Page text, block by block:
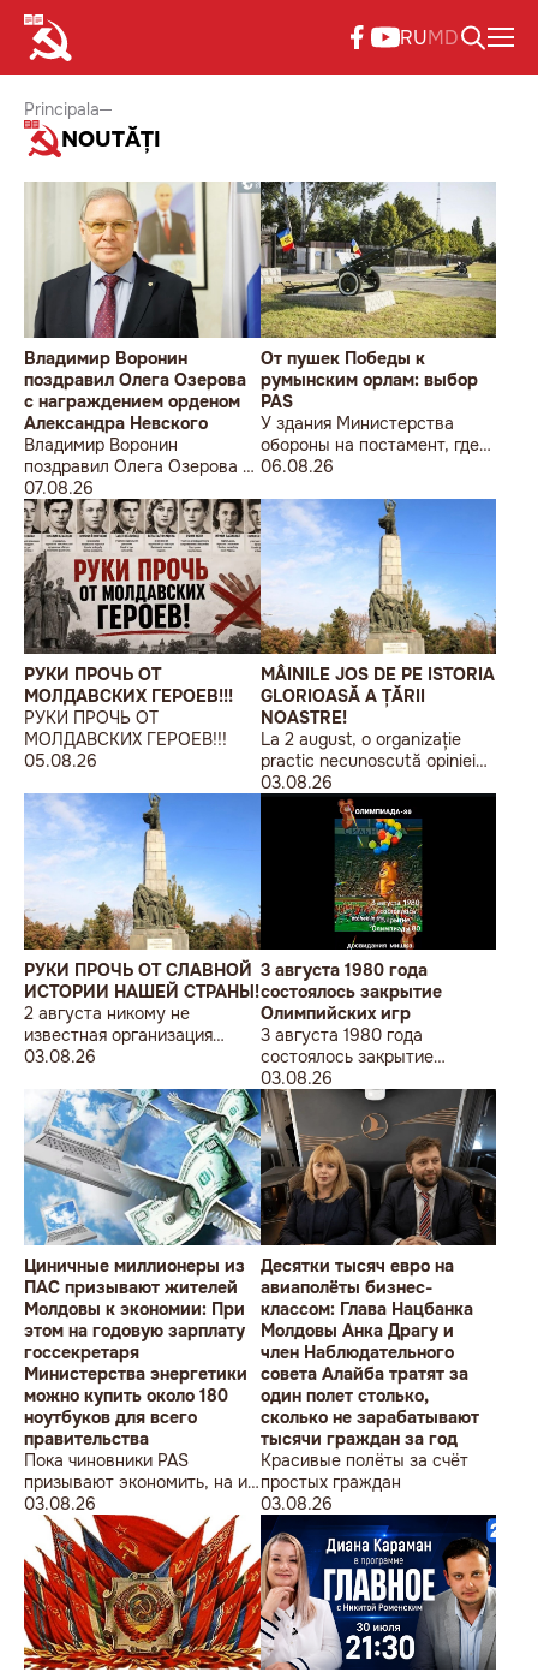
RUMD
Principala
NOUTĂȚI
Владимир Воронин
поздравил Олега Озерова
с награждением орденом
Александра Невского
Владимир Воронин
поздравил Олега Озерова с
награждением орденом
Александра Невского
07.08.26
От пушек Победы к
румынским орлам: выбор
PAS
У здания Министерства
обороны на постамент, где
прежде стояла знаменитая
мужчина возложил букет
цветов.
06.08.26
РУКИ ПРОЧЬ ОТ
МОЛДАВСКИХ ГЕРОЕВ!!!
РУКИ ПРОЧЬ ОТ
МОЛДАВСКИХ ГЕРОЕВ!!!
05.08.26
MÂINILE JOS DE PE ISTORIA
GLORIOASĂ A ȚĂRII
NOASTRE!
La 2 august, o organizație
practic necunoscută opiniei
publice, autointitulată „Liga
Studenților Basarabeni”, a
organizat la Chișinău o
acțiune de protest modestă,
sub sloganul „În Uniunea
Europeană fără monumente
sovietice”.
03.08.26
РУКИ ПРОЧЬ ОТ СЛАВНОЙ
ИСТОРИИ НАШЕЙ СТРАНЫ!
2 августа никому не
известная организация
«Лига бессарабских
Кишиневе малочисленную
акцию «В Европейский Союз
без советских памятников».
03.08.26
3 августа 1980 года
состоялось закрытие
Олимпийских игр
3 августа 1980 года
состоялось закрытие
Олимпийских игр
03.08.26
Циничные миллионеры из
ПАС призывают жителей
Молдовы к экономии: При
этом на годовую зарплату
госсекретаря
Министерства энергетики
можно купить около 180
ноутбуков для всего
правительства
Пока чиновники PAS
призывают экономить, на их
собственные доходы можно
купить технику для целого
учреждения
03.08.26
Десятки тысяч евро на
авиаполёты бизнес-
классом: Глава Нацбанка
Молдовы Анка Драгу и
член Наблюдательного
совета Алайба тратят за
один полет столько,
сколько не зарабатывают
тысячи граждан за год
Красивые полёты за счёт
простых граждан
03.08.26